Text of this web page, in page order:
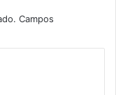
Campos